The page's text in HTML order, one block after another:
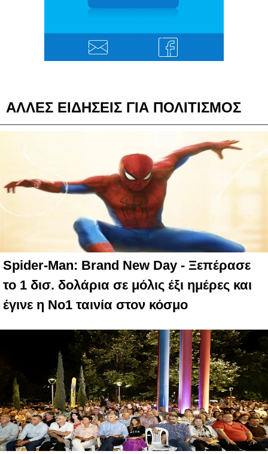
ΑΛΛΕΣ ΕΙΔΗΣΕΙΣ ΓΙΑ ΠΟΛΙΤΙΣΜΟΣ
Spider-Man: Brand New Day - Ξεπέρασε
το 1 δισ. δολάρια σε μόλις έξι ημέρες και
έγινε η Νο1 ταινία στον κόσμο